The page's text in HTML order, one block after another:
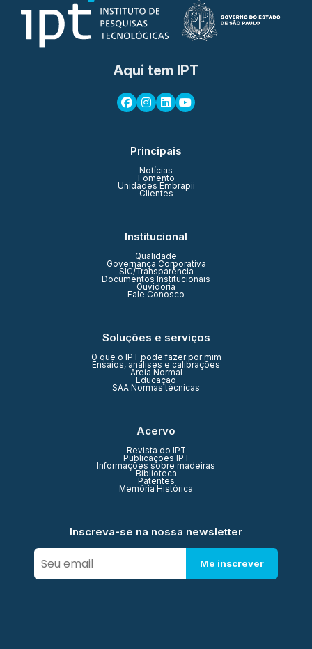
Aqui tem IPT
Principais
Notícias
Fomento
Unidades Embrapii
Clientes
Institucional
Qualidade
Governança Corporativa
SIC/Transparência
Documentos Institucionais
Ouvidoria
Fale Conosco
Soluções e serviços
O que o IPT pode fazer por mim
Ensaios, análises e calibrações
Areia Normal
Educação
SAA Normas técnicas
Acervo
Revista do IPT
Publicações IPT
Informações sobre madeiras
Biblioteca
Patentes
Memória Histórica
Inscreva-se na nossa newsletter
Me inscrever